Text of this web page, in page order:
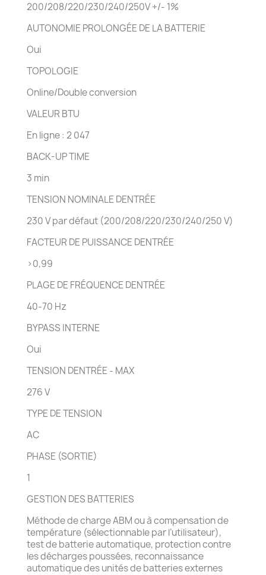
200/208/220/230/240/250V +/- 1%
AUTONOMIE PROLONGÉE DE LA BATTERIE
Oui
TOPOLOGIE
Online/Double conversion
VALEUR BTU
En ligne : 2 047
BACK-UP TIME
3 min
TENSION NOMINALE DENTRÉE
230 V par défaut (200/208/220/230/240/250 V)
FACTEUR DE PUISSANCE DENTRÉE
>0,99
PLAGE DE FRÉQUENCE DENTRÉE
40-70 Hz
BYPASS INTERNE
Oui
TENSION DENTRÉE - MAX
276 V
TYPE DE TENSION
AC
PHASE (SORTIE)
1
GESTION DES BATTERIES
Méthode de charge ABM ou à compensation de
température (sélectionnable par l’utilisateur),
test de batterie automatique, protection contre
les décharges poussées, reconnaissance
automatique des unités de batteries externes